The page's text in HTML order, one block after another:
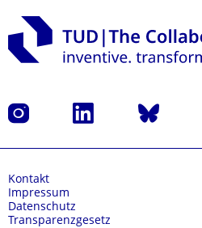
Instagram LinkedIn Bluesky
Kontakt
Impressum
Datenschutz
Transparenzgesetz